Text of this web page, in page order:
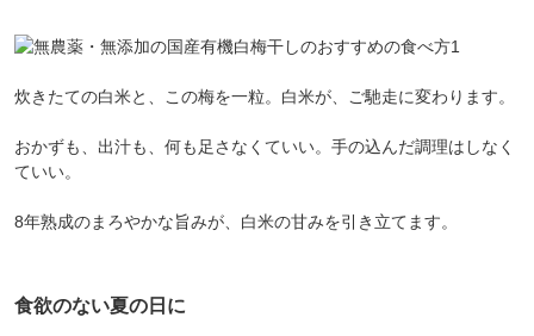
炊きたての白米と、この梅を一粒。白米が、ご馳走に変わります。
おかずも、出汁も、何も足さなくていい。手の込んだ調理はしなく
ていい。
8年熟成のまろやかな旨みが、白米の甘みを引き立てます。
食欲のない夏の日に